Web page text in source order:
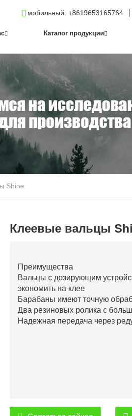
Каталог продукции
мобильный: +8619653165764
Shine
Клеевые вальцы
Преимущества
Вальцы с дозирующим
экономить на клее
Барабаны имеют точную
Два резиновых ролика с
Надежная передача через